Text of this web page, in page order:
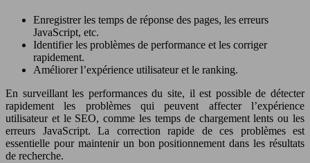
Enregistrer les temps de réponse des pages, les erreurs
JavaScript, etc.
Identifier les problèmes de performance et les corriger
rapidement.
Améliorer l’expérience utilisateur et le ranking.
En surveillant les performances du site, il est possible de détecter
rapidement les problèmes qui peuvent affecter l’expérience
utilisateur et le SEO, comme les temps de chargement lents ou les
erreurs JavaScript. La correction rapide de ces problèmes est
essentielle pour maintenir un bon positionnement dans les résultats
de recherche.